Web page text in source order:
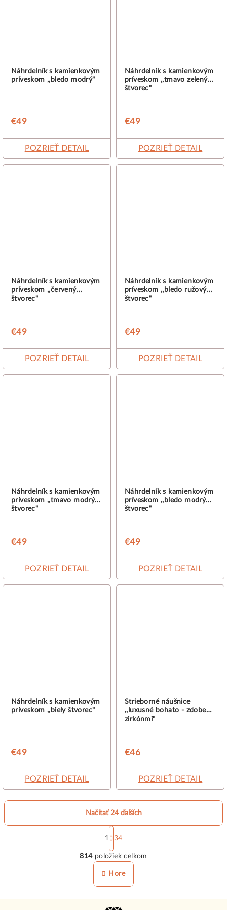
Náhrdelník s kamienkovým
príveskom ,,bledo modrý"
€49
POZRIEŤ DETAIL
Náhrdelník s kamienkovým
príveskom ,,tmavo zelený
štvorec"
€49
POZRIEŤ DETAIL
Náhrdelník s kamienkovým
príveskom ,,červený
štvorec"
€49
POZRIEŤ DETAIL
Náhrdelník s kamienkovým
príveskom ,,bledo ružový
štvorec"
€49
POZRIEŤ DETAIL
Náhrdelník s kamienkovým
príveskom ,,tmavo modrý
štvorec"
€49
POZRIEŤ DETAIL
Náhrdelník s kamienkovým
príveskom ,,bledo modrý
štvorec"
€49
POZRIEŤ DETAIL
Náhrdelník s kamienkovým
príveskom ,,biely štvorec"
€49
POZRIEŤ DETAIL
Strieborné náušnice
,,luxusné bohato - zdobené
zirkónmi"
€46
POZRIEŤ DETAIL
O
v
l
a
Načítať 24 ďalších
S
t
r
á
n
k
o
a
1 34
814položiek celkom
Hore